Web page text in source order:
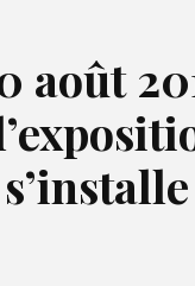
août